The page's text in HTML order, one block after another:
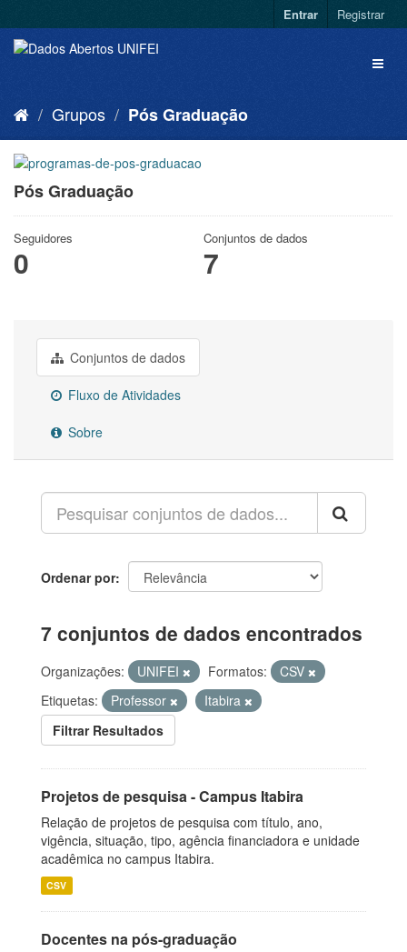
Entrar Registrar
Grupos Pós Graduação
Pós Graduação
Seguidores
0
Conjuntos de dados
7
Conjuntos de dados
Fluxo de Atividades
Sobre
Ordenar por
7 conjuntos de dados encontrados
Organizações: UNIFEI Formatos:
CSV
Etiquetas:
Professor
Itabira
Filtrar Resultados
Projetos de pesquisa - Campus Itabira
Relação de projetos de pesquisa com título, ano,
vigência, situação, tipo, agência financiadora e unidade
acadêmica no campus Itabira.
CSV
Docentes na pós-graduação